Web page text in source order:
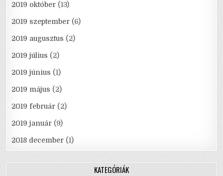
2019 október (13)
2019 szeptember (6)
2019 augusztus (2)
2019 július (2)
2019 június (1)
2019 május (2)
2019 február (2)
2019 január (9)
2018 december (1)
KATEGÓRIÁK